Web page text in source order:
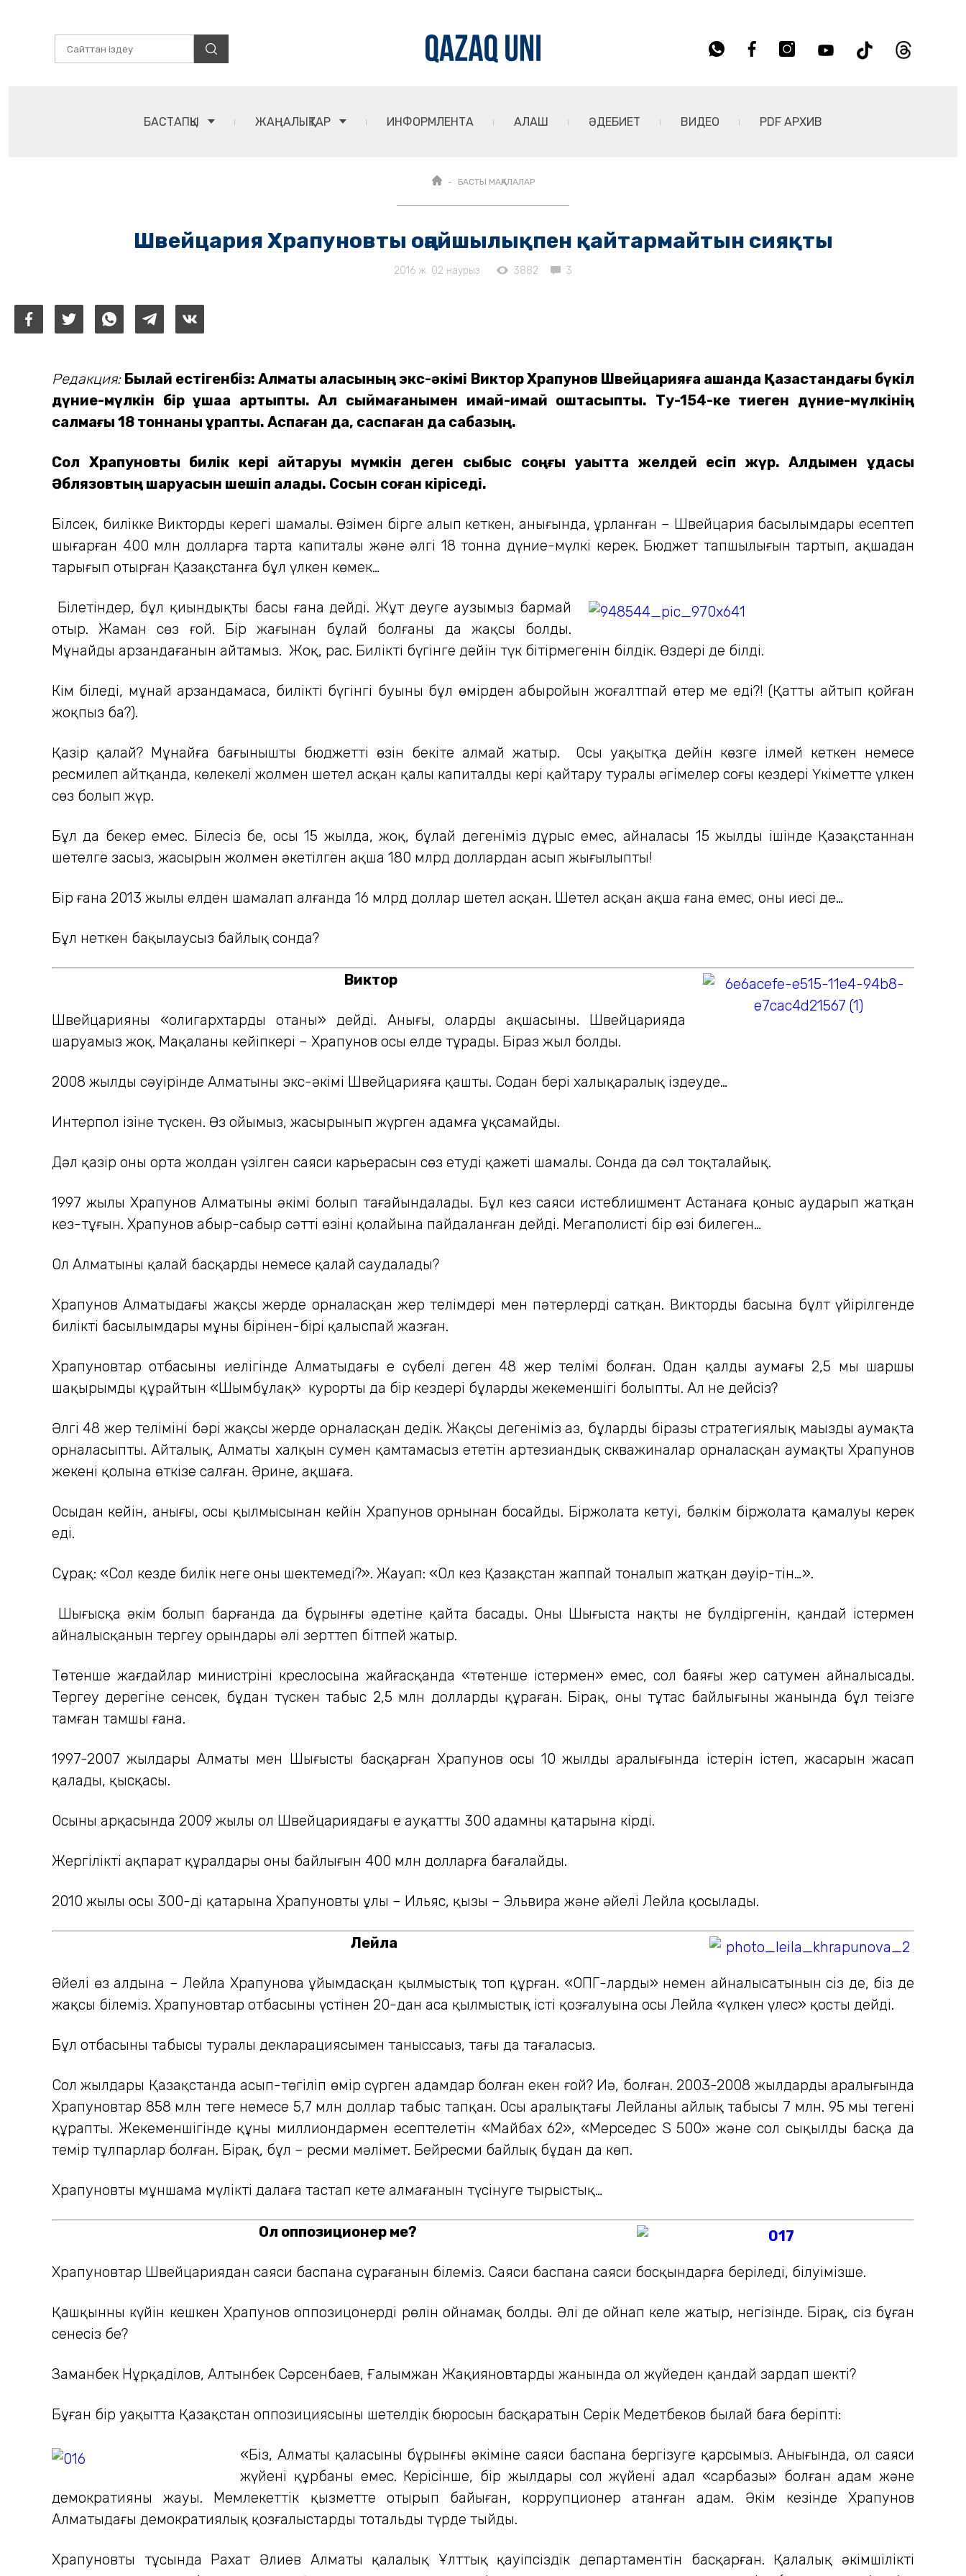
БАСТАПҚЫ ЖАҢАЛЫҚТАР ИНФОРМЛЕНТА АЛАШ ӘДЕБИЕТ ВИДЕО PDF АРХИВ
БАСТЫ МАҚАЛАЛАР
Швейцария Храпуновты оңайшылықпен қайтармайтын сияқты
2016 ж. 02 наурыз 3882 3
Редакция: Былай естігенбіз: Алматы қаласының экс-әкімі Виктор Храпунов Швейцарияға қашқанда Қазақстандағы бүкіл
дүние-мүлкін бір ұшаққа артыпты. Ал сыймағанымен қимай-қимай қоштасыпты. Ту-154-ке тиеген дүние-мүлкінің
салмағы 18 тоннаны құрапты. Аспаған да, саспаған да сабазың.
Сол Храпуновты билік кері қайтаруы мүмкін деген сыбыс соңғы уақытта желдей есіп жүр. Алдымен құдасы
Әблязовтың шаруасын шешіп алады. Сосын соған кіріседі.
Білсек, билікке Виктордың керегі шамалы. Өзімен бірге алып кеткен, анығында, ұрланған – Швейцария басылымдары есептеп
шығарған 400 млн долларға тарта капиталы және әлгі 18 тонна дүние-мүлкі керек. Бюджет тапшылығын тартып, ақшадан
тарығып отырған Қазақстанға бұл үлкен көмек…
Білетіндер, бұл қиындықтың басы ғана дейді. Жұт деуге аузымыз бармай
отыр. Жаман сөз ғой. Бір жағынан бұлай болғаны да жақсы болды.
Мұнайдың арзандағанын айтамыз. Жоқ, рас. Биліктің бүгінге дейін түк бітірмегенін білдік. Өздері де білді.
Кім біледі, мұнай арзандамаса, биліктің бүгінгі буыны бұл өмірден абыройын жоғалтпай өтер ме еді?! (Қатты айтып қойған
жоқпыз ба?).
Қазір қалай? Мұнайға бағынышты бюджеттің өзін бекіте алмай жатыр. Осы уақытқа дейін көзге ілмей кеткен немесе
ресмилеп айтқанда, көлеңкелі жолмен шетел асқан қалың капиталды кері қайтару туралы әңгімелер соңғы кездері Үкіметте үлкен
сөз болып жүр.
Бұл да бекер емес. Білесіз бе, осы 15 жылда, жоқ, бұлай дегеніміз дұрыс емес, айналасы 15 жылдың ішінде Қазақстаннан
шетелге заңсыз, жасырын жолмен әкетілген ақша 180 млрд доллардан асып жығылыпты!
Бір ғана 2013 жылы елден шамалап алғанда 16 млрд доллар шетел асқан. Шетел асқан ақша ғана емес, оның иесі де…
Бұл неткен бақылаусыз байлық сонда?
Виктор
Швейцарияны «олигархтардың отаны» дейді. Анығы, олардың ақшасының. Швейцарияда
шаруамыз жоқ. Мақаланың кейіпкері – Храпунов осы елде тұрады. Біраз жыл болды.
2008 жылдың сәуірінде Алматының экс-әкімі Швейцарияға қашты. Содан бері халықаралық іздеуде…
Интерпол ізіне түскен. Өз ойымыз, жасырынып жүрген адамға ұқсамайды.
Дәл қазір оның орта жолдан үзілген саяси карьерасын сөз етудің қажеті шамалы. Сонда да сәл тоқталайық.
1997 жылы Храпунов Алматының әкімі болып тағайындалады. Бұл кез саяси истеблишмент Астанаға қоныс аударып жатқан
кез-тұғын. Храпунов абыр-сабыр сәтті өзінің қолайына пайдаланған дейді. Мегаполисті бір өзі билеген…
Ол Алматыны қалай басқарды немесе қалай саудалады?
Храпунов Алматыдағы жақсы жерде орналасқан жер телімдері мен пәтерлерді сатқан. Виктордың басына бұлт үйірілгенде
биліктің басылымдары мұны бірінен-бірі қалыспай жазған.
Храпуновтар отбасының иелігінде Алматыдағы ең сүбелі деген 48 жер телімі болған. Одан қалды аумағы 2,5 мың шаршы
шақырымды құрайтын «Шымбұлақ» курорты да бір кездері бұлардың жекеменшігі болыпты. Ал не дейсіз?
Әлгі 48 жер телімінің бәрі жақсы жерде орналасқан дедік. Жақсы дегеніміз аз, бұлардың біразы стратегиялық маңызды аумақта
орналасыпты. Айталық, Алматы халқын сумен қамтамасыз ететін артезиандық скважиналар орналасқан аумақты Храпунов
жекенің қолына өткізе салған. Әрине, ақшаға.
Осыдан кейін, анығы, осы қылмысынан кейін Храпунов орнынан босайды. Біржолата кетуі, бәлкім біржолата қамалуы керек
еді.
Сұрақ: «Сол кезде билік неге оны шектемеді?». Жауап: «Ол кез Қазақстан жаппай тоналып жатқан дәуір-тін…».
Шығысқа әкім болып барғанда да бұрынғы әдетіне қайта басады. Оның Шығыста нақты не бүлдіргенін, қандай істермен
айналысқанын тергеу орындары әлі зерттеп бітпей жатыр.
Төтенше жағдайлар министрінің креслосына жайғасқанда «төтенше істермен» емес, сол баяғы жер сатумен айналысады.
Тергеу дерегіне сенсек, бұдан түскен табыс 2,5 млн долларды құраған. Бірақ, оның тұтас байлығының жанында бұл теңізге
тамған тамшы ғана.
1997-2007 жылдары Алматы мен Шығысты басқарған Храпунов осы 10 жылдың аралығында істерін істеп, жасарын жасап
қалады, қысқасы.
Осының арқасында 2009 жылы ол Швейцариядағы ең ауқатты 300 адамның қатарына кірді.
Жергілікті ақпарат құралдары оның байлығын 400 млн долларға бағалайды.
2010 жылы осы 300-дің қатарына Храпуновтың ұлы – Ильяс, қызы – Эльвира және әйелі Лейла қосылады.
Лейла
Әйелі өз алдына – Лейла Храпунова ұйымдасқан қылмыстық топ құрған. «ОПГ-лардың» немен айналысатынын сіз де, біз де
жақсы білеміз. Храпуновтар отбасының үстінен 20-дан аса қылмыстық істің қозғалуына осы Лейла «үлкен үлес» қосты дейді.
Бұл отбасының табысы туралы декларациясымен таныссаңыз, тағы да таңғаласыз.
Сол жылдары Қазақстанда асып-төгіліп өмір сүрген адамдар болған екен ғой? Иә, болған. 2003-2008 жылдардың аралығында
Храпуновтар 858 млн теңге немесе 5,7 млн доллар табыс тапқан. Осы аралықтағы Лейланың айлық табысы 7 млн. 95 мың теңгені
құрапты. Жекеменшігінде құны миллиондармен есептелетін «Майбах 62», «Мерседес S 500» және cол сықылды басқа да
темір тұлпарлар болған. Бірақ, бұл – ресми мәлімет. Бейресми байлық бұдан да көп.
Храпуновтың мұншама мүлікті далаға тастап кете алмағанын түсінуге тырыстық…
Ол оппозиционер ме?
Храпуновтар Швейцариядан саяси баспана сұрағанын білеміз. Саяси баспана саяси босқындарға беріледі, білуімізше.
Қашқынның күйін кешкен Храпунов оппозицонердің рөлін ойнамақ болды. Әлі де ойнап келе жатыр, негізінде. Бірақ, сіз бұған
сенесіз бе?
Заманбек Нұрқаділов, Алтынбек Сәрсенбаев, Ғалымжан Жақияновтардың жанында ол жүйеден қандай зардап шекті?
Бұған бір уақытта Қазақстан оппозициясының шетелдік бюросын басқаратын Серік Медетбеков былай баға беріпті:
«Біз, Алматы қаласының бұрынғы әкіміне саяси баспана бергізуге қарсымыз. Анығында, ол саяси
жүйенің құрбаны емес. Керісінше, бір жылдары сол жүйенің адал «сарбазы» болған адам және
демократияның жауы. Мемлекеттік қызметте отырып байыған, коррупционер атанған адам. Әкім кезінде Храпунов
Алматыдағы демократиялық қозғалыстарды тотальды түрде тыйды.
Храпуновтың тұсында Рахат Әлиев Алматы қалалық Ұлттық қауіпсіздік департаментін басқарған. Қалалық әкімшіліктің